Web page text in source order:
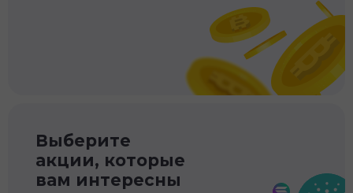
Выберите
акции, которые
вам интересны